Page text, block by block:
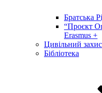
Братська
“Проєкт
Erasmus +
Цивільний
Бібліотека